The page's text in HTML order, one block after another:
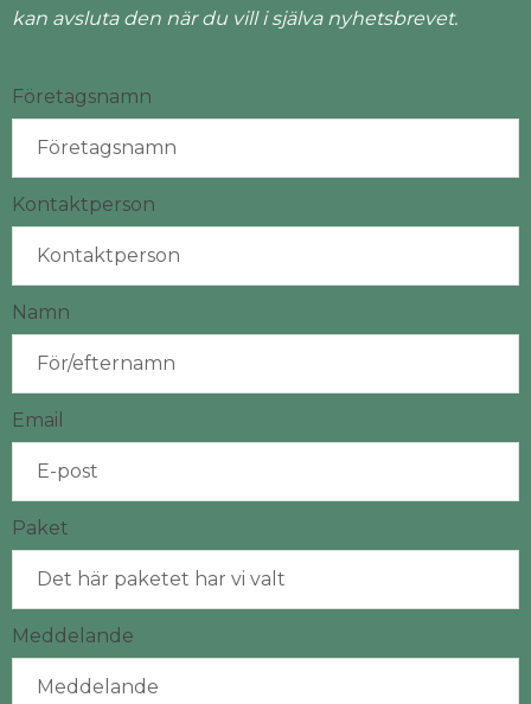
kan avsluta den när du vill i själva nyhetsbrevet.
Företagsnamn
Kontaktperson
Namn
Email
Paket
Meddelande